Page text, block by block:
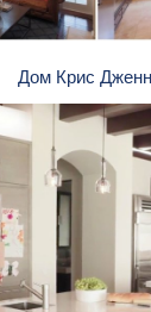
Дом Крис